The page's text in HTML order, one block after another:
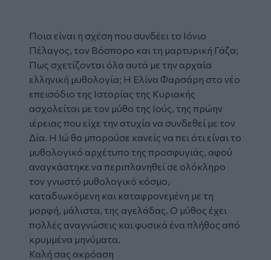
Ποια είναι η σχέση που συνδέει το Ιόνιο
Πέλαγος, τον Βόσπορο και τη μαρτυρική Γάζα;
Πως σχετίζονται όλα αυτά με την αρχαία
ελληνική μυθολογία; Η Ελίνα Φαρσάρη στο νέο
επεισόδιο της Ιστορίας της Κυριακής
ασχολείται με τον μύθο της Ιούς, της πρώην
ιέρειας που είχε την ατυχία να συνδεθεί με τον
Δία. Η Ιώ θα μπορούσε κανείς να πει ότι είναι το
μυθολογικό αρχέτυπο της προσφυγιάς, αφού
αναγκάστηκε να περιπλανηθεί σε ολόκληρο
τον γνωστό μυθολογικό κόσμο,
καταδιωκόμενη και καταφρονεμένη με τη
μορφή, μάλιστα, της αγελάδας. Ο μύθος έχει
πολλές αναγνώσεις και φυσικά ένα πλήθος από
κρυμμένα μηνύματα.
Καλή σας ακρόαση